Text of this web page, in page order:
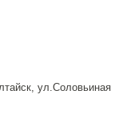
ул.Соловьиная